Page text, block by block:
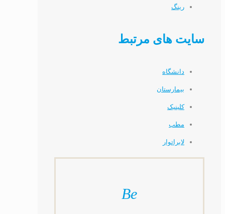
رینگ
سایت های مرتبط
دانشگاه
بیمارستان
کلینیک
مطب
لابراتوار
Be